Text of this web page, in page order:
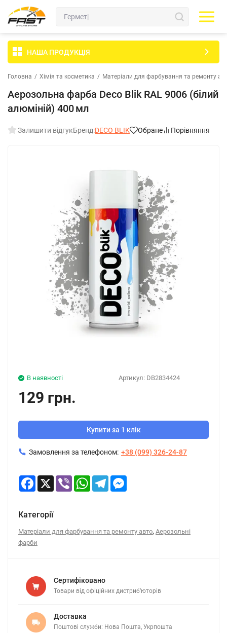
НАША ПРОДУКЦІЯ
Головна / Хімія та косметика / Матеріали для фарбування та ремонту
Аерозольна фарба Deco Blik RAL 9006 (білий
алюміній) 400 мл
Залишити відгукБренд:DECO BLIK Обране Порівняння
Артикул: DB2834424
В наявності
129 грн.
Купити за 1 клік
Замовлення за телефоном: +38 (099) 326-24-87
Facebook
X Viber WhatsApp
Telegram
Категорії
Матеріали для фарбування та ремонту авто, Аерозольні
фарби
Сертифіковано
Товари від офіційних дистриб’юторів
Доставка
Поштові служби: Нова Пошта, Укрпошта